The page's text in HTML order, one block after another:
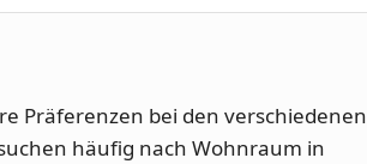
Präferenzen bei den verschiedenen
häufig nach Wohnraum in